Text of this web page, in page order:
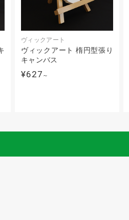
ヴィックアート
ヴィックアート 楕円型張り
キャンバス
¥627 ～